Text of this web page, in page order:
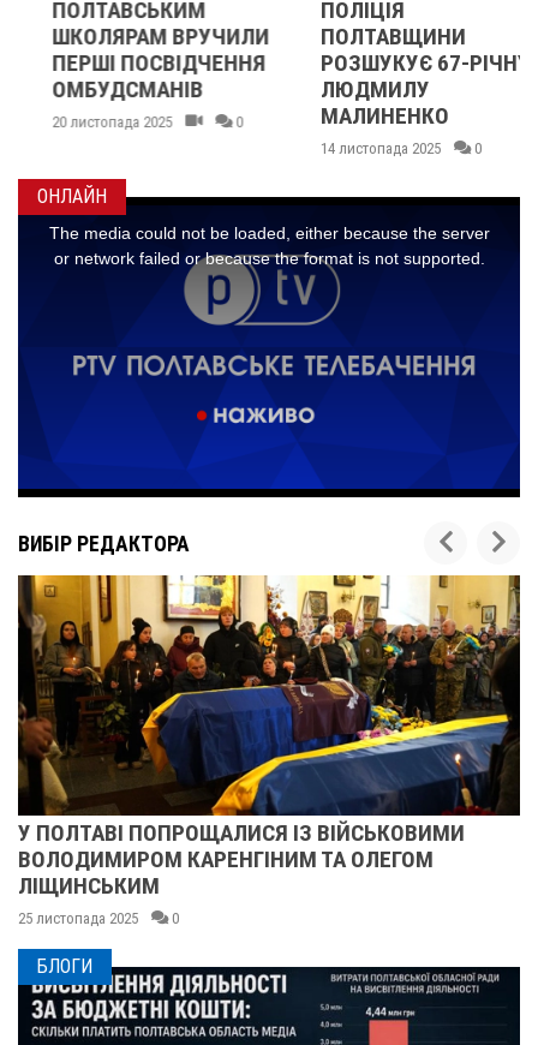
ПОЛТАВСЬКИМ
ШКОЛЯРАМ ВРУЧИЛИ
ПЕРШІ ПОСВІДЧЕННЯ
ОМБУДСМАНІВ
20 листопада 2025 0
ПОЛІЦІЯ
ПОЛТАВЩИНИ
РОЗШУКУЄ 67-РІЧНУ
ЛЮДМИЛУ
МАЛИНЕНКО
14 листопада 2025 0
ОНЛАЙН
ВИБІР РЕДАКТОРА
У ПОЛТАВІ ПОПРОЩАЛИСЯ ІЗ ВІЙСЬКОВИМИ
ВОЛОДИМИРОМ КАРЕНГІНИМ ТА ОЛЕГОМ
ЛІЩИНСЬКИМ
25 листопада 2025 0
БЛОГИ